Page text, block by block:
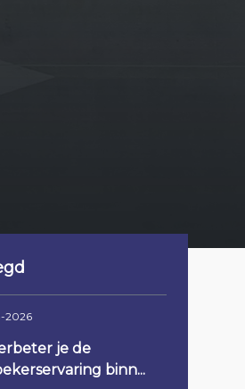
2026
je de
binn...